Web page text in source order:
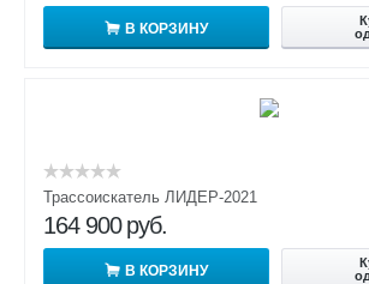
В КОРЗИНУ
Трассоискатель ЛИДЕР-2021
164 900 руб.
В КОРЗИНУ